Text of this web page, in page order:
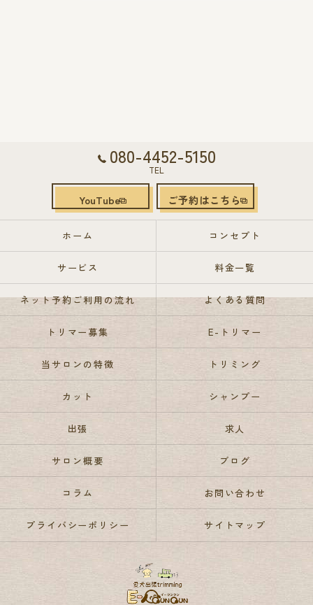
080-4452-5150
TEL
YouTube ご予約はこちら
ホーム コンセプト
サービス 料金一覧
ネット予約ご利用の流れ よくある質問
トリマー募集 E-トリマー
当サロンの特徴 トリミング
カット シャンプー
出張 求人
サロン概要 ブログ
コラム お問い合わせ
プライバシーポリシー サイトマップ